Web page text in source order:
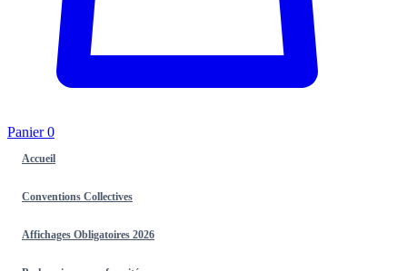
Panier0
Accueil
Conventions Collectives
Affichages Obligatoires 2026